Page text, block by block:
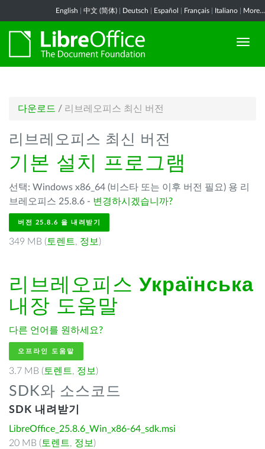
English 中文 (简体) Deutsch Español Français Italiano More...
다운로드 / 리브레오피스 최신 버전
리브레오피스 최신 버전
기본 설치 프로그램
선택: Windows x86_64 (비스타 또는 이후 버전 필요) 용 리
브레오피스 25.8.6 - 변경하시겠습니까?
버전 25.8.6 을 내려받기
349 MB ( 토렌트, 정보 )
리브레오피스 Українська
내장 도움말
다른 언어를 원하세요?
오프라인 도움말
3.7 MB ( 토렌트, 정보 )
SDK와 소스코드
SDK 내려받기
LibreOffice_25.8.6_Win_x86-64_sdk.msi
20 MB ( 토렌트, 정보 )